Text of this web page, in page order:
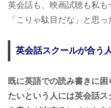
英会話も、映画試聴も私
「こりゃ駄目だな」と思っ
英会話スクールが合う
既に英語での読み書きに
たいという人には英会話